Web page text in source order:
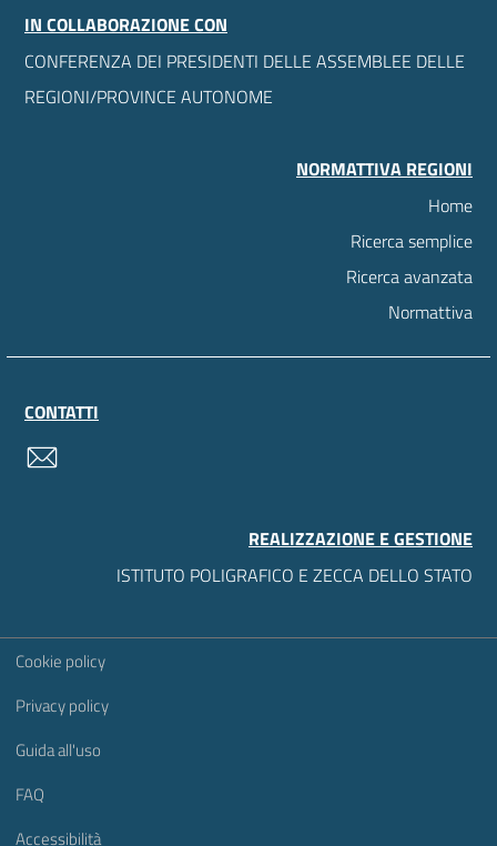
IN COLLABORAZIONE CON
CONFERENZA DEI PRESIDENTI DELLE ASSEMBLEE DELLE
REGIONI/PROVINCE AUTONOME
NORMATTIVA REGIONI
Home
Ricerca semplice
Ricerca avanzata
Normattiva
CONTATTI
REALIZZAZIONE E GESTIONE
ISTITUTO POLIGRAFICO E ZECCA DELLO STATO
Sezione Link Utili
Cookie policy
Privacy policy
Guida all'uso
FAQ
Accessibilità